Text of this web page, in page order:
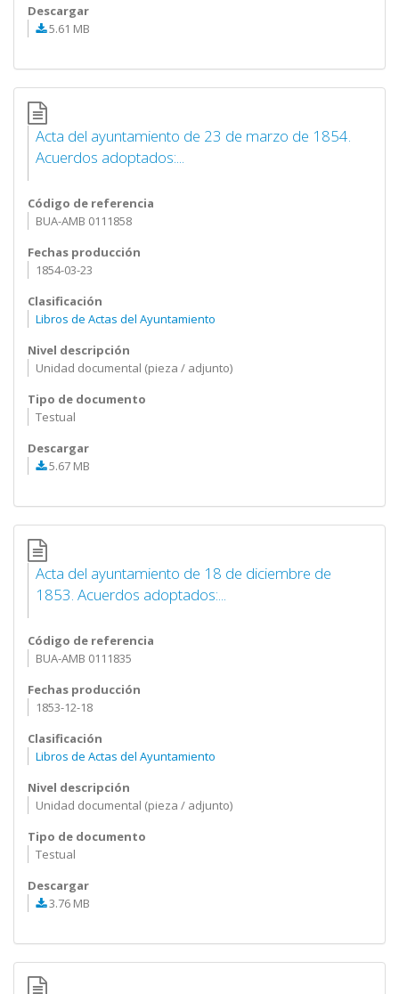
Descargar
5.61 MB
Acta del ayuntamiento de 23 de marzo de 1854.
Acuerdos adoptados:...
Código de referencia
BUA-AMB 0111858
Fechas producción
1854-03-23
Clasificación
Libros de Actas del Ayuntamiento
Nivel descripción
Unidad documental (pieza / adjunto)
Tipo de documento
Testual
Descargar
5.67 MB
Acta del ayuntamiento de 18 de diciembre de
1853. Acuerdos adoptados:...
Código de referencia
BUA-AMB 0111835
Fechas producción
1853-12-18
Clasificación
Libros de Actas del Ayuntamiento
Nivel descripción
Unidad documental (pieza / adjunto)
Tipo de documento
Testual
Descargar
3.76 MB